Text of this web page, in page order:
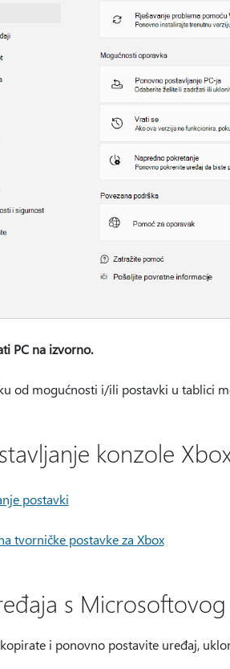
PC na izvorno.
od mogućnosti i/ili postavki u tablici
konzole
postavki
tvorničke postavke za Xbox
s
i ponovno postavite uređaj,